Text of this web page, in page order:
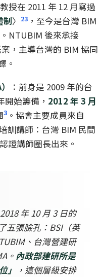
授在 2011 年 12 月寫過
制〉 23 ，至今是台灣 BIM
NTUBIM 後來承接
，主導台灣的 BIM 協同
。
：前身是 2009 年的台
始籌備， 2012 年 3 月
3 。協會主要成員來自
訓講師：台灣 BIM 民間
證講師圈長出來。
年 10 月 3 日的
五張臉孔：BSI（英
、台灣營建研
。 內政部建研所是
」
，這個層級安排